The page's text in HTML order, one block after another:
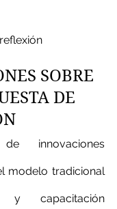
SOBRE
DE
innovaciones
modelo tradicional
y capacitación